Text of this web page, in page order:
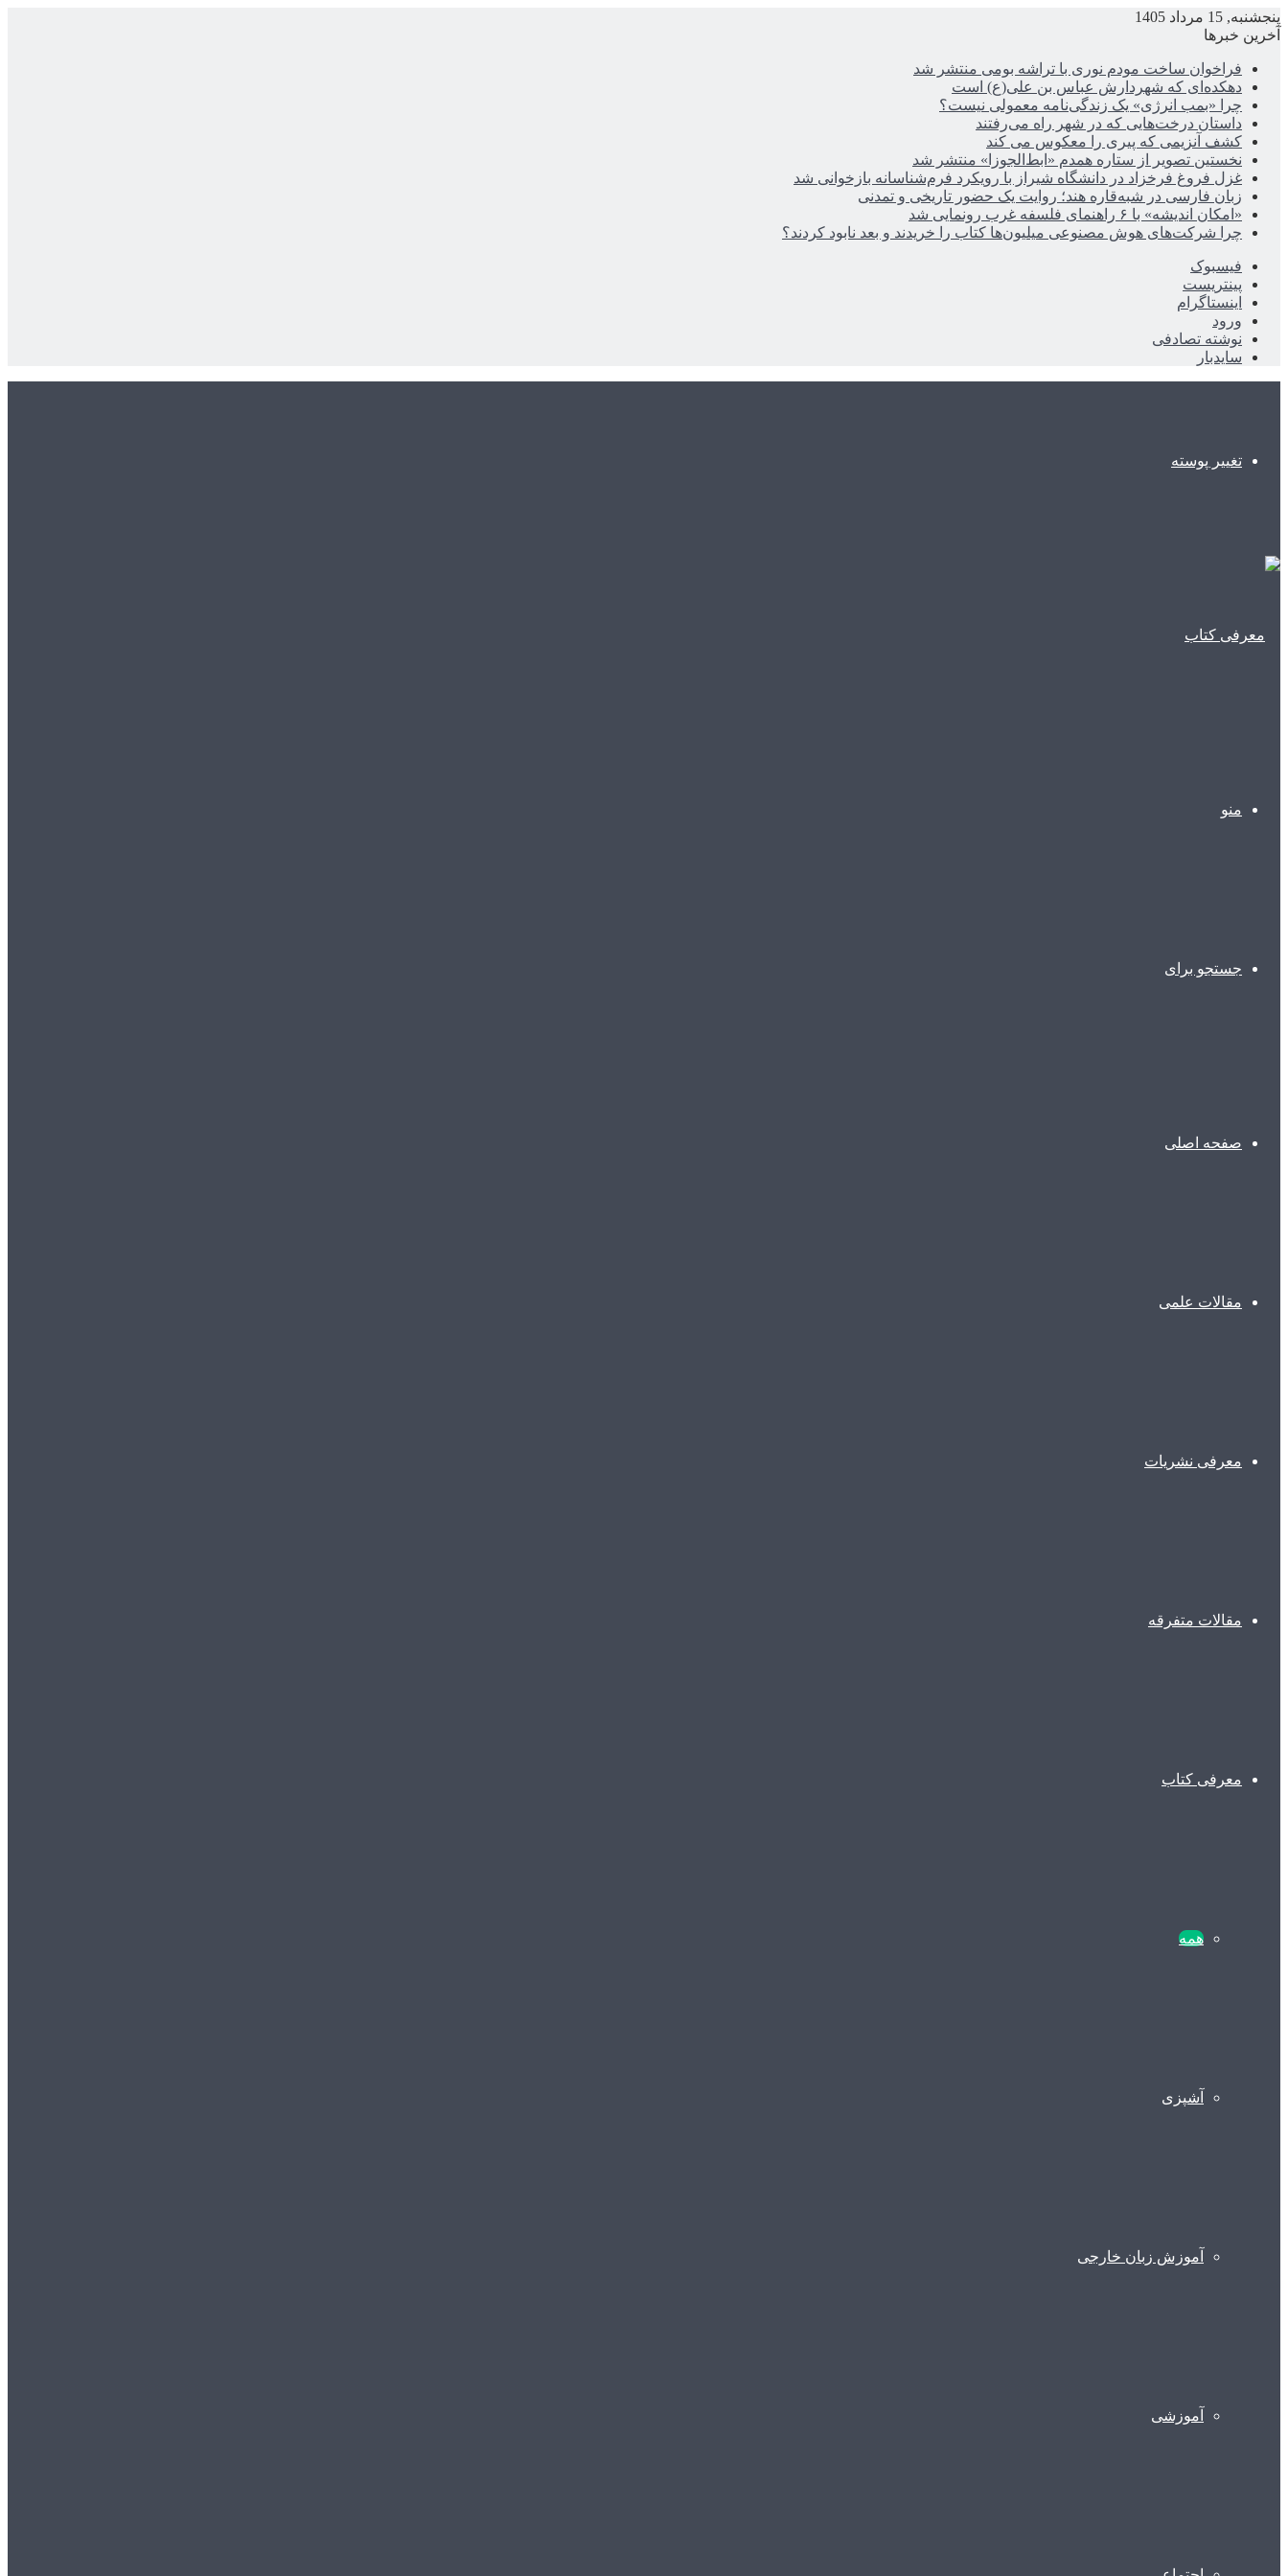
پنجشنبه, 15 مرداد 1405
آخرین خبرها
فراخوان ساخت مودم نوری با تراشه بومی منتشر شد
دهکده‌ای که شهردارش عباس بن علی(ع) است
چرا «بمب انرژی» یک زندگی‌نامه معمولی نیست؟
داستان درخت‌هایی که در شهر راه می‌رفتند
کشف آنزیمی که پیری را معکوس می کند
نخستین تصویر از ستاره همدم «ابط‌الجوزا» منتشر شد
غزل فروغ فرخزاد در دانشگاه شیراز با رویکرد فرم‌شناسانه بازخوانی شد
زبان فارسی در شبه‌قاره هند؛ روایت یک حضور تاریخی و تمدنی
«امکان اندیشه» با ۶ راهنمای فلسفه غرب رونمایی شد
چرا شرکت‌های هوش مصنوعی میلیون‌ها کتاب را خریدند و بعد نابود کردند؟
فیسبوک
پینتریست
اینستاگرام
ورود
نوشته تصادفی
سایدبار
تغییر پوسته
منو
جستجو برای
صفحه اصلی
مقالات علمی
معرفی نشریات
مقالات متفرقه
معرفی کتاب
همه
آشپزی
آموزش زبان خارجی
آموزشی